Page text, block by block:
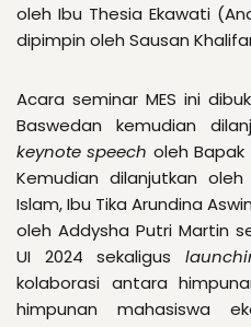
oleh Ibu Thesia Ekawati
dipimpin oleh Sausan
Acara seminar MES ini
Baswedan kemudian
keynote speech oleh Bapak
Kemudian dilanjutkan
Islam, Ibu Tika Arundina
oleh Addysha Putri Martin
UI 2024 sekaligus
kolaborasi antara
himpunan mahasiswa